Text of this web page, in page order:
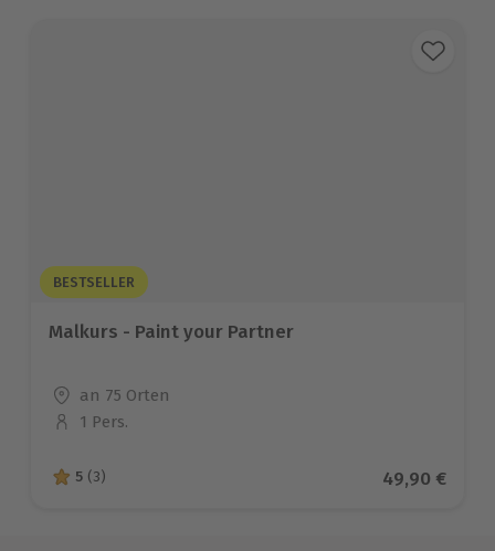
BESTSELLER
Malkurs - Paint your Partner
Standort
an 75 Orten
Anzahl der Teilnehmer
1 Pers.
5 von 5 Sternen basierend auf 3 Bewertungen
5 (3) Aktueller
49,90 €